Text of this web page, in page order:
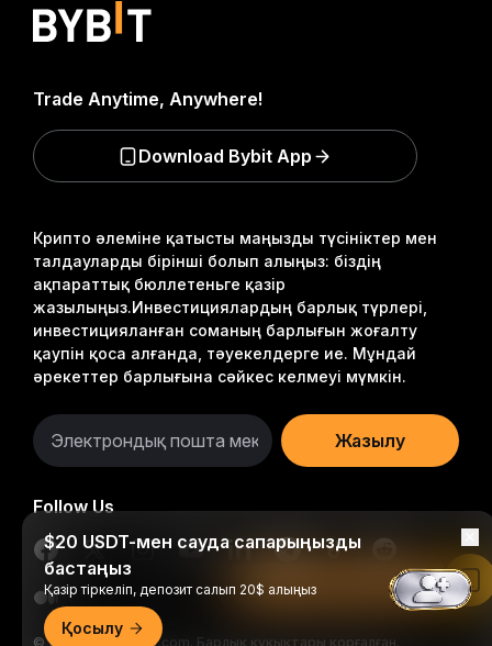
Крипто әлеміне қатысты маңызды түсініктер мен
талдауларды бірінші болып алыңыз: біздің
ақпараттық бюллетеньге қазір
жазылыңыз.Инвестициялардың барлық түрлері,
инвестицияланған соманың барлығын жоғалту
қаупін қоса алғанда, тәуекелдерге ие. Мұндай
әрекеттер барлығына сәйкес келмеуі мүмкін.
Жазылу
Follow Us
© 2018-2026 Bybit.com. Барлық құқықтары қорғалған.
Trade Anytime, Anywhere!
Download Bybit App
$20 USDT-мен сауда сапарыңызды
бастаңыз
Қазір тіркеліп, депозит салып 20$ алыңыз
Қосылу
Bybit қолданбасында оқу